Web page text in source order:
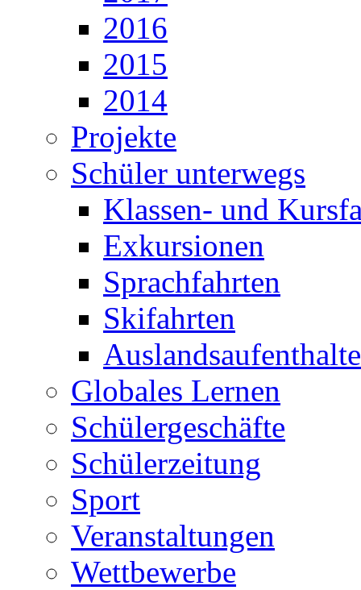
2016
2015
2014
Projekte
Schüler unterwegs
Klassen- und
Exkursionen
Sprachfahrten
Skifahrten
Auslandsaufenthalte
Globales Lernen
Schülergeschäfte
Schülerzeitung
Sport
Veranstaltungen
Wettbewerbe